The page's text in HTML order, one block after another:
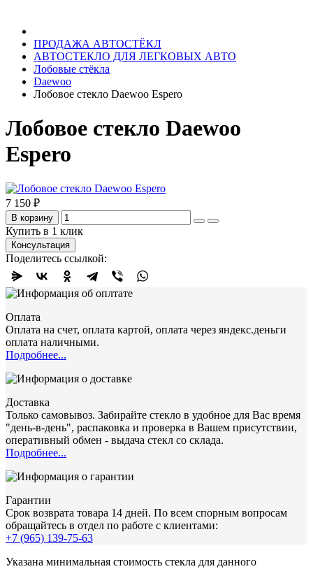
ПРОДАЖА АВТОСТЁКЛ
АВТОСТЕКЛО ДЛЯ ЛЕГКОВЫХ АВТО
Лобовые стёкла
Daewoo
Лобовое стекло Daewoo Espero
Лобовое стекло Daewoo
Espero
7 150 ₽
В корзину
Купить в 1 клик
Консультация
Поделитесь ссылкой:
Оплата
Оплата на счет, оплата картой, оплата через яндекс.деньги
оплата наличными.
Подробнее...
Доставка
Только самовывоз. Забирайте стекло в удобное для Вас время
"день-в-день", распаковка и проверка в Вашем присутствии,
оперативный обмен - выдача стекл со склада.
Подробнее...
Гарантии
Срок возврата товара 14 дней. По всем спорным вопросам
обращайтесь в отдел по работе с клиентами:
+7 (965) 139-75-63
Указана минимальная стоимость стекла для данного